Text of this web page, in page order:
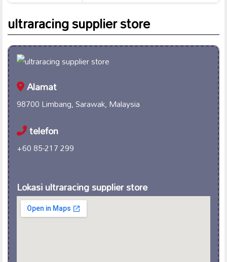
ultraracing supplier store
Alamat
98700 Limbang, Sarawak, Malaysia
telefon
+60 85-217 299
Lokasi ultraracing supplier store